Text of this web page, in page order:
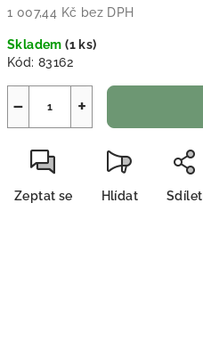
1 007,44 Kč bez DPH
Skladem(1 ks)
Kód: 83162
+
−
Zeptat se Hlídat Sdílet